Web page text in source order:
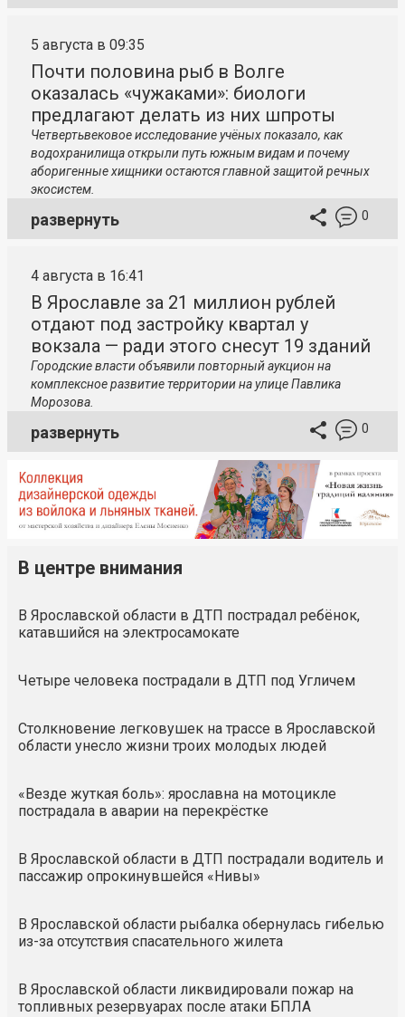
5 августа в 09:35
Почти половина рыб в Волге
оказалась «чужаками»: биологи
предлагают делать из них шпроты
Четвертьвековое исследование учёных показало, как
водохранилища открыли путь южным видам и почему
аборигенные хищники остаются главной защитой речных
экосистем.
развернуть 0
4 августа в 16:41
В Ярославле за 21 миллион рублей
отдают под застройку квартал у
вокзала — ради этого снесут 19 зданий
Городские власти объявили повторный аукцион на
комплексное развитие территории на улице Павлика
Морозова.
развернуть 0
В центре внимания
В Ярославской области в ДТП пострадал ребёнок,
катавшийся на электросамокате
Четыре человека пострадали в ДТП под Угличем
Столкновение легковушек на трассе в Ярославской
области унесло жизни троих молодых людей
«Везде жуткая боль»: ярославна на мотоцикле
пострадала в аварии на перекрёстке
В Ярославской области в ДТП пострадали водитель и
пассажир опрокинувшейся «Нивы»
В Ярославской области рыбалка обернулась гибелью
из-за отсутствия спасательного жилета
В Ярославской области ликвидировали пожар на
топливных резервуарах после атаки БПЛА